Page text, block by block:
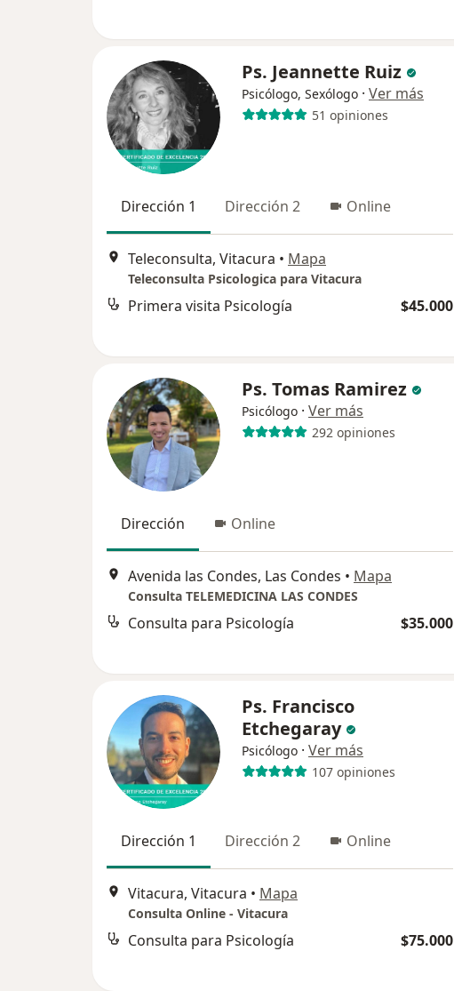
Ps. Jeannette Ruiz
Psicólogo, Sexólogo · Ver más
51 opiniones
Dirección 1 Dirección 2 Online
Teleconsulta, Vitacura • Mapa
Teleconsulta Psicologica para Vitacura
Primera visita Psicología $45.000
Ps. Tomas Ramirez
Psicólogo · Ver más
292 opiniones
Dirección Online
Avenida las Condes, Las Condes • Mapa
Consulta TELEMEDICINA LAS CONDES
Consulta para Psicología $35.000
Ps. Francisco
Etchegaray
Psicólogo · Ver más
107 opiniones
Dirección 1 Dirección 2 Online
Vitacura, Vitacura • Mapa
Consulta Online - Vitacura
Consulta para Psicología $75.000